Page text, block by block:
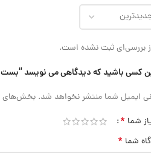
بررسی‌ای ثبت نشده است.
کسی باشید که دیدگاهی می نویسد “بست 1/12 اینچ کمپرسوری”
ایمیل شما منتشر نخواهد شد. بخش‌های
شما *
شما *